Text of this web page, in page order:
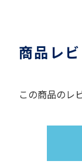
商品レ
この商品のレ